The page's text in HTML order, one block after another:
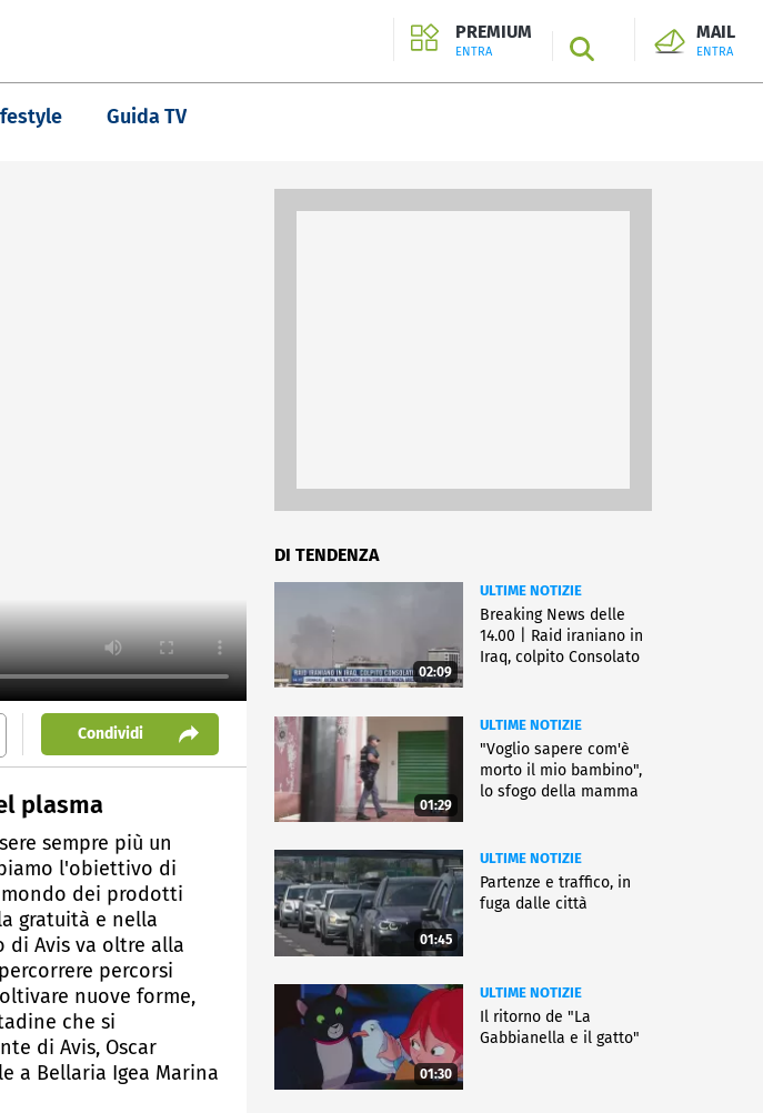
PREMIUM
ENTRA SEARCH
MAIL
ENTRA
Guida TV
Condividi
plasma
sempre più un
l'obiettivo di
mondo dei prodotti
gratuità e nella
Avis va oltre alla
percorsi
nuove forme,
che si
di Avis, Oscar
a Bellaria Igea Marina
DI TENDENZA
02:09
ULTIME NOTIZIE
Breaking News delle
14.00 | Raid iraniano in
Iraq, colpito Consolato
01:29
ULTIME NOTIZIE
"Voglio sapere com'è
morto il mio bambino",
lo sfogo della mamma
01:45
ULTIME NOTIZIE
Partenze e traffico, in
fuga dalle città
01:30
ULTIME NOTIZIE
Il ritorno de "La
Gabbianella e il gatto"